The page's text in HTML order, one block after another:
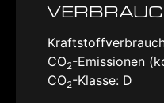
CO2-Emissionen
CO2-Klasse: D